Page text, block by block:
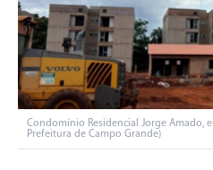
Condomínio Residencial Jorge Amado,
Prefeitura de Campo Grande)